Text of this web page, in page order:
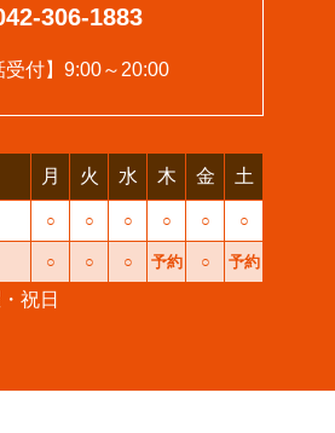
306-1883
受付】9:00～20:00
月 火 水 木 金 土
○ ○ ○ ○ ○ ○
○ ○ ○ 予約 ○ 予約
祝日